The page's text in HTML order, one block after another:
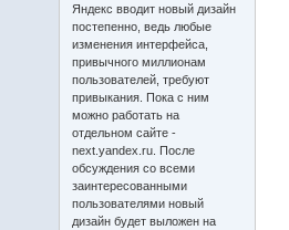
Яндекс вводит новый дизайн
постепенно, ведь любые
изменения интерфейса,
привычного миллионам
пользователей, требуют
привыкания. Пока с ним
можно работать на
отдельном сайте -
next.yandex.ru. После
обсуждения со всеми
заинтересованными
пользователями новый
дизайн будет выложен на